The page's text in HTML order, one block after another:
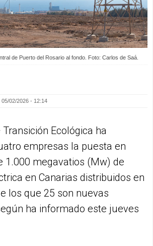
de Puerto del Rosario al fondo. Foto: Carlos de Saá.
05/02/2026 - 12:14
Ecológica ha
empresas la puesta en
1.000 megavatios (Mw) de
en Canarias distribuidos en
los que 25 son nuevas
ha informado este jueves